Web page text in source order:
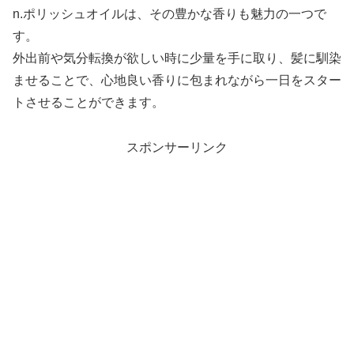
n.ポリッシュオイルは、その豊かな香りも魅力の一つで
す。
外出前や気分転換が欲しい時に少量を手に取り、髪に馴染
ませることで、心地良い香りに包まれながら一日をスター
トさせることができます。
スポンサーリンク